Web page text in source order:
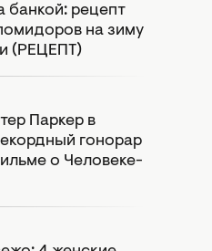
банкой: рецепт
на зиму
(РЕЦЕПТ)
Паркер в
гонорар
о Человеке-